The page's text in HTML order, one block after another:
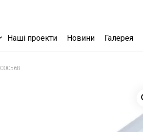
Наші проекти Новини Галерея